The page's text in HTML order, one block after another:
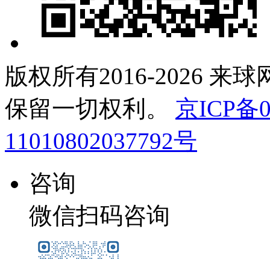
版权所有2016-2026 来球
保留一切权利。
京ICP备
11010802037792号
咨询
微信扫码咨询